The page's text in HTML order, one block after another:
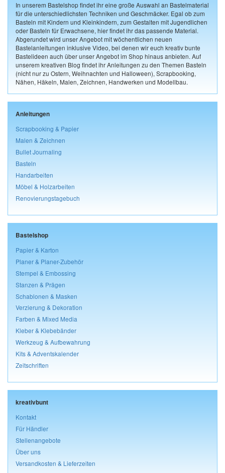
In unserem Bastelshop findet ihr eine große Auswahl an Bastelmaterial
für die unterschiedlichsten Techniken und Geschmäcker. Egal ob zum
Basteln mit Kindern und Kleinkindern, zum Gestalten mit Jugendlichen
oder Basteln für Erwachsene, hier findet ihr das passende Material.
Abgerundet wird unser Angebot mit wöchentlichen neuen
Bastelanleitungen inklusive Video, bei denen wir euch kreativ bunte
Bastelideen auch über unser Angebot im Shop hinaus anbieten. Auf
unserem kreativen Blog findet ihr Anleitungen zu den Themen Basteln
(nicht nur zu Ostern, Weihnachten und Halloween), Scrapbooking,
Nähen, Häkeln, Malen, Zeichnen, Handwerken und Modellbau.
Anleitungen
Scrapbooking & Papier
Malen & Zeichnen
Bullet Journaling
Basteln
Handarbeiten
Möbel & Holzarbeiten
Renovierungstagebuch
Bastelshop
Papier & Karton
Planer & Planer-Zubehör
Stempel & Embossing
Stanzen & Prägen
Schablonen & Masken
Verzierung & Dekoration
Farben & Mixed Media
Kleber & Klebebänder
Werkzeug & Aufbewahrung
Kits & Adventskalender
Zeitschriften
kreativbunt
Kontakt
Für Händler
Stellenangebote
Über uns
Versandkosten & Lieferzeiten